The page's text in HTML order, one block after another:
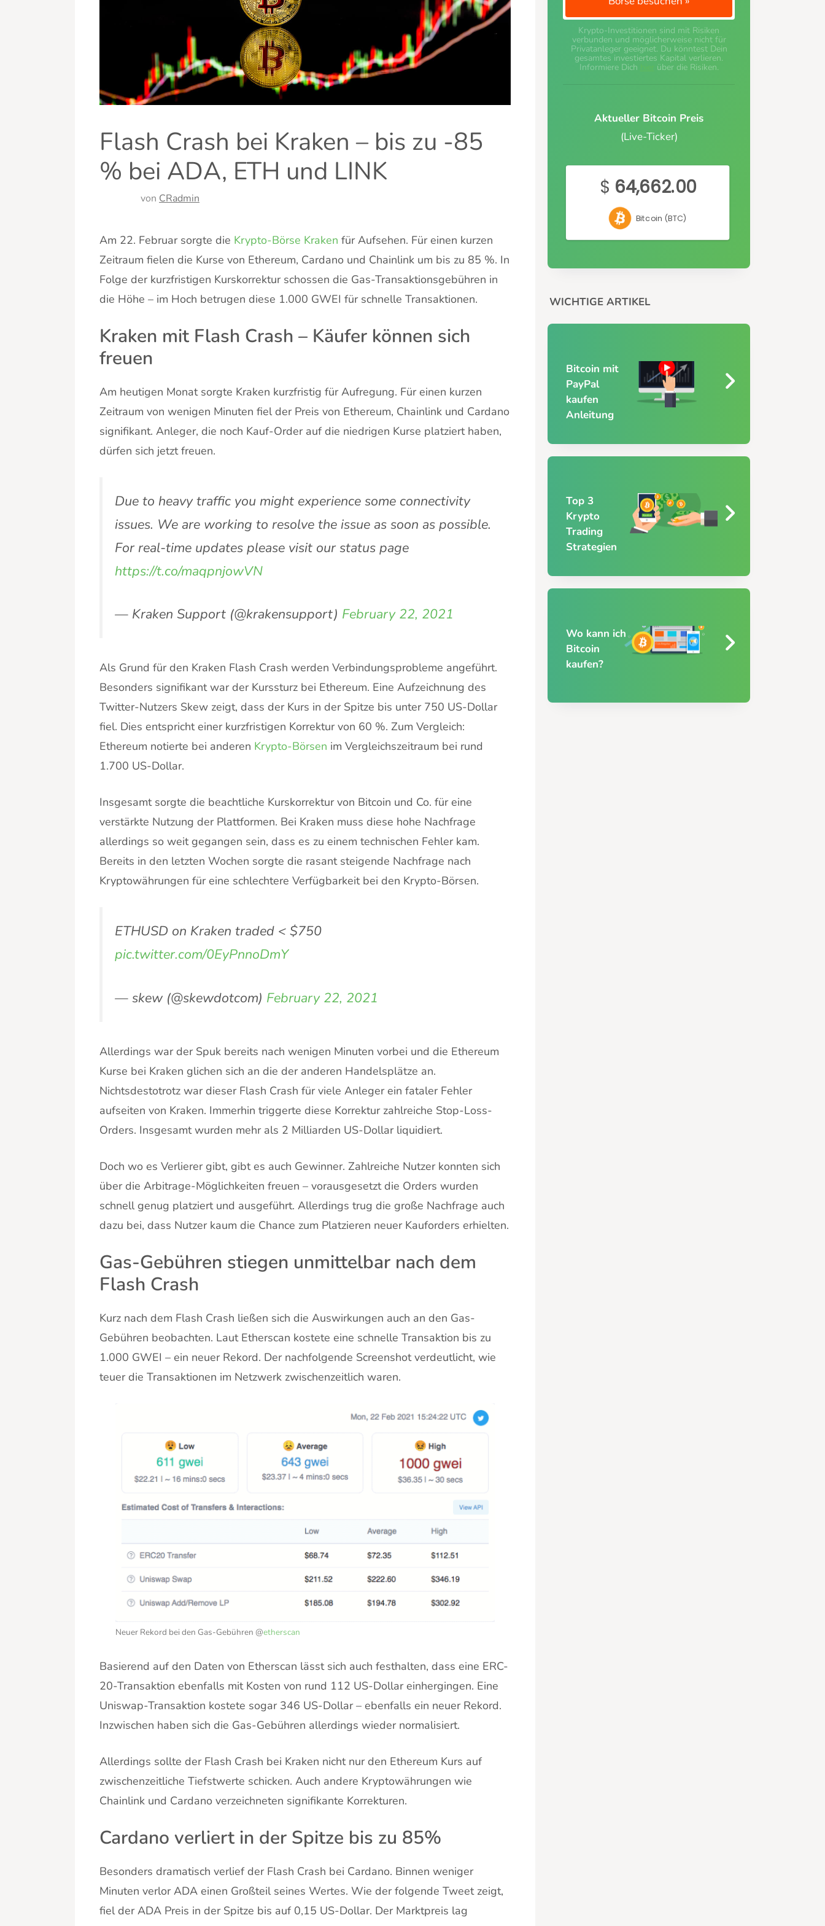
Flash Crash bei Kraken – bis zu -85
% bei ADA, ETH und LINK
von CRadmin
Am 22. Februar sorgte die Krypto-Börse Kraken für Aufsehen. Für einen kurzen
Zeitraum fielen die Kurse von Ethereum, Cardano und Chainlink um bis zu 85 %. In
Folge der kurzfristigen Kurskorrektur schossen die Gas-Transaktionsgebühren in
die Höhe – im Hoch betrugen diese 1.000 GWEI für schnelle Transaktionen.
Kraken mit Flash Crash – Käufer können sich
freuen
Am heutigen Monat sorgte Kraken kurzfristig für Aufregung. Für einen kurzen
Zeitraum von wenigen Minuten fiel der Preis von Ethereum, Chainlink und Cardano
signifikant. Anleger, die noch Kauf-Order auf die niedrigen Kurse platziert haben,
dürfen sich jetzt freuen.
Due to heavy traffic you might experience some connectivity
issues. We are working to resolve the issue as soon as possible.
For real-time updates please visit our status page
https://t.co/maqpnjowVN
— Kraken Support (@krakensupport) February 22, 2021
Als Grund für den Kraken Flash Crash werden Verbindungsprobleme angeführt.
Besonders signifikant war der Kurssturz bei Ethereum. Eine Aufzeichnung des
Twitter-Nutzers Skew zeigt, dass der Kurs in der Spitze bis unter 750 US-Dollar
fiel. Dies entspricht einer kurzfristigen Korrektur von 60 %. Zum Vergleich:
Ethereum notierte bei anderen Krypto-Börsen im Vergleichszeitraum bei rund
1.700 US-Dollar.
Insgesamt sorgte die beachtliche Kurskorrektur von Bitcoin und Co. für eine
verstärkte Nutzung der Plattformen. Bei Kraken muss diese hohe Nachfrage
allerdings so weit gegangen sein, dass es zu einem technischen Fehler kam.
Bereits in den letzten Wochen sorgte die rasant steigende Nachfrage nach
Kryptowährungen für eine schlechtere Verfügbarkeit bei den Krypto-Börsen.
ETHUSD on Kraken traded < $750
pic.twitter.com/0EyPnnoDmY
— skew (@skewdotcom) February 22, 2021
Allerdings war der Spuk bereits nach wenigen Minuten vorbei und die Ethereum
Kurse bei Kraken glichen sich an die der anderen Handelsplätze an.
Nichtsdestotrotz war dieser Flash Crash für viele Anleger ein fataler Fehler
aufseiten von Kraken. Immerhin triggerte diese Korrektur zahlreiche Stop-Loss-
Orders. Insgesamt wurden mehr als 2 Milliarden US-Dollar liquidiert.
Doch wo es Verlierer gibt, gibt es auch Gewinner. Zahlreiche Nutzer konnten sich
über die Arbitrage-Möglichkeiten freuen – vorausgesetzt die Orders wurden
schnell genug platziert und ausgeführt. Allerdings trug die große Nachfrage auch
dazu bei, dass Nutzer kaum die Chance zum Platzieren neuer Kauforders erhielten.
Gas-Gebühren stiegen unmittelbar nach dem
Flash Crash
Kurz nach dem Flash Crash ließen sich die Auswirkungen auch an den Gas-
Gebühren beobachten. Laut Etherscan kostete eine schnelle Transaktion bis zu
1.000 GWEI – ein neuer Rekord. Der nachfolgende Screenshot verdeutlicht, wie
teuer die Transaktionen im Netzwerk zwischenzeitlich waren.
Neuer Rekord bei den Gas-Gebühren @etherscan
Basierend auf den Daten von Etherscan lässt sich auch festhalten, dass eine ERC-
20-Transaktion ebenfalls mit Kosten von rund 112 US-Dollar einhergingen. Eine
Uniswap-Transaktion kostete sogar 346 US-Dollar – ebenfalls ein neuer Rekord.
Inzwischen haben sich die Gas-Gebühren allerdings wieder normalisiert.
Allerdings sollte der Flash Crash bei Kraken nicht nur den Ethereum Kurs auf
zwischenzeitliche Tiefstwerte schicken. Auch andere Kryptowährungen wie
Chainlink und Cardano verzeichneten signifikante Korrekturen.
Cardano verliert in der Spitze bis zu 85%
Besonders dramatisch verlief der Flash Crash bei Cardano. Binnen weniger
Minuten verlor ADA einen Großteil seines Wertes. Wie der folgende Tweet zeigt,
fiel der ADA Preis in der Spitze bis auf 0,15 US-Dollar. Der Marktpreis lag
Krypto-Investitionen sind mit Risiken
verbunden und möglicherweise nicht für
Privatanleger geeignet. Du könntest Dein
gesamtes investiertes Kapital verlieren.
Informiere Dich über die Risiken.
Aktueller Bitcoin Preis
(Live-Ticker)
$ 64,662.00
Bitcoin (BTC)
WICHTIGE ARTIKEL
Bitcoin mit
PayPal
kaufen
Anleitung
Top 3
Krypto
Trading
Strategien
Wo kann ich
Bitcoin
kaufen?